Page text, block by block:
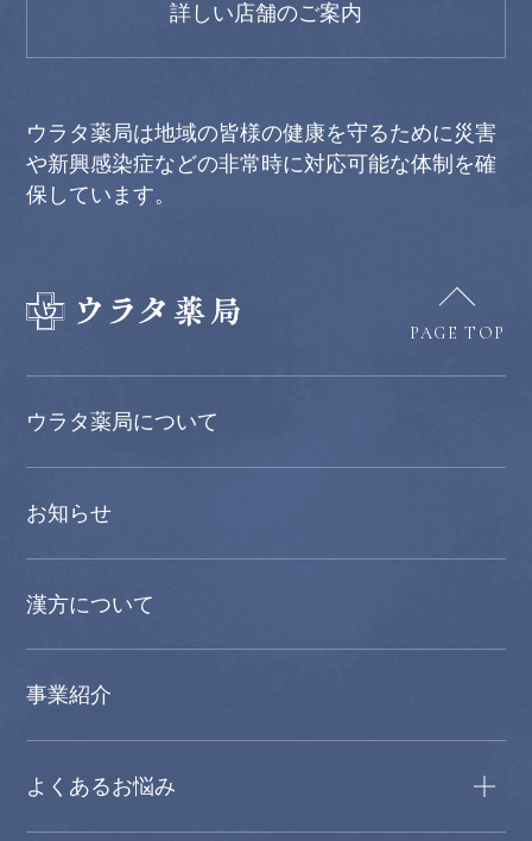
詳しい店舗のご案内
ウラタ薬局は地域の皆様の健康を守るために災害
や新興感染症などの非常時に対応可能な体制を確
保しています。
PAGE TOP
ウラタ薬局について
お知らせ
漢方について
事業紹介
よくあるお悩み